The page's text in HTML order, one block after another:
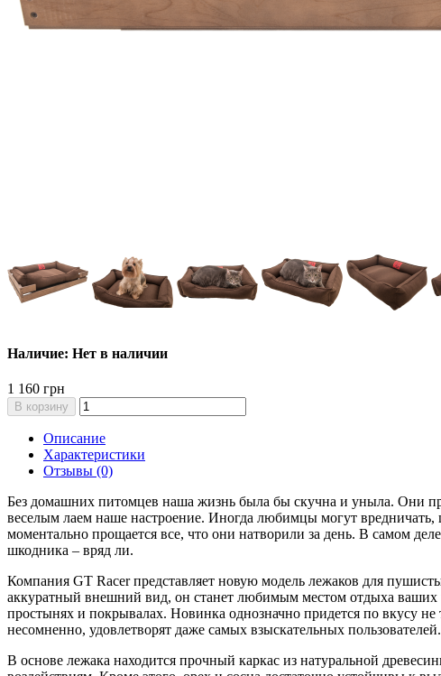
Наличие: Нет в наличии
1 160 грн
В корзину
Описание
Характеристики
Отзывы (0)
Без домашних питомцев наша жизнь была бы скучна и уныла. Они
веселым лаем наше настроение. Иногда любимцы могут вредничать,
моментально прощается все, что они натворили за день. В самом
шкодника – вряд ли.
Компания GT Racer представляет новую модель лежаков для
аккуратный внешний вид, он станет любимым местом отдыха ваших
простынях и покрывалах. Новинка однозначно придется по вкусу
несомненно, удовлетворят даже самых взыскательных пользователей.
В основе лежака находится прочный каркас из натуральной